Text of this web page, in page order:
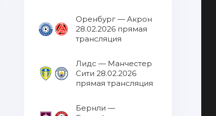
Оренбург — Акрон
28.02.2026 прямая
трансляция
Лидс — Манчестер
Сити 28.02.2026
прямая трансляция
Бернли —